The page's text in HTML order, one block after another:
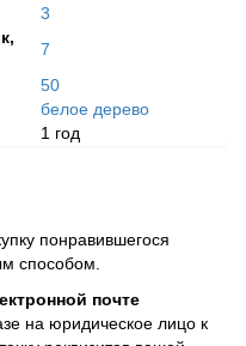
3
7
50
белое дерево
1 год
понравившегося
способом.
почте
на юридическое лицо к